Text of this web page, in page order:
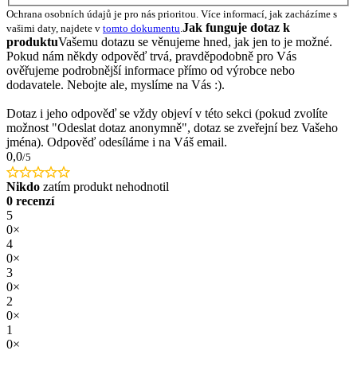
Ochrana osobních údajů je pro nás prioritou. Více informací, jak zacházíme s
vašimi daty, najdete v tomto dokumentu.Jak funguje dotaz k
produktuVašemu dotazu se věnujeme hned, jak jen to je možné.
Pokud nám někdy odpověď trvá, pravděpodobně pro Vás
ověřujeme podrobnější informace přímo od výrobce nebo
dodavatele. Nebojte ale, myslíme na Vás :).
Dotaz i jeho odpověď se vždy objeví v této sekci (pokud zvolíte
možnost "Odeslat dotaz anonymně", dotaz se zveřejní bez Vašeho
jména). Odpověď odesíláme i na Váš email.
0,0/5
Nikdo zatím produkt nehodnotil
0 recenzí
5
0×
4
0×
3
0×
2
0×
1
0×